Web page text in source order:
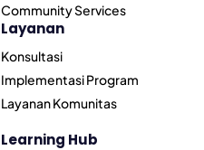
Community Services
Layanan
Konsultasi
Implementasi Program
Layanan Komunitas
Learning Hub